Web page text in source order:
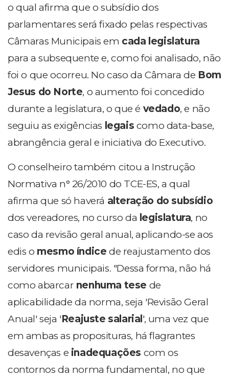
o qual afirma que o subsídio dos
parlamentares será fixado pelas respectivas
Câmaras Municipais em cada legislatura
para a subsequente e, como foi analisado, não
foi o que ocorreu. No caso da Câmara de Bom
Jesus do Norte, o aumento foi concedido
durante a legislatura, o que é vedado, e não
seguiu as exigências legais como data-base,
abrangência geral e iniciativa do Executivo.
O conselheiro também citou a Instrução
Normativa n° 26/2010 do TCE-ES, a qual
afirma que só haverá alteração do subsídio
dos vereadores, no curso da legislatura, no
caso da revisão geral anual, aplicando-se aos
edis o mesmo índice de reajustamento dos
servidores municipais. "Dessa forma, não há
como abarcar nenhuma tese de
aplicabilidade da norma, seja 'Revisão Geral
Anual' seja 'Reajuste salarial ', uma vez que
em ambas as proposituras, há flagrantes
desavenças e inadequações com os
contornos da norma fundamental, no que